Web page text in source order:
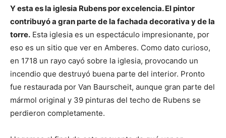
Y esta es la iglesia Rubens por excelencia. El pintor
contribuyó a gran parte de la fachada decorativa y de la
torre. Esta iglesia es un espectáculo impresionante, por
eso es un sitio que ver en Amberes. Como dato curioso,
en 1718 un rayo cayó sobre la iglesia, provocando un
incendio que destruyó buena parte del interior. Pronto
fue restaurada por Van Baurscheit, aunque gran parte del
mármol original y 39 pinturas del techo de Rubens se
perdieron completamente.